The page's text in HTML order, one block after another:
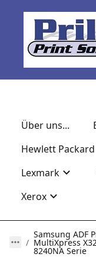
Über uns...
Hewlett Packard
Lexmark
Xerox
Samsung ADF
MultiXpress
8240NA Serie